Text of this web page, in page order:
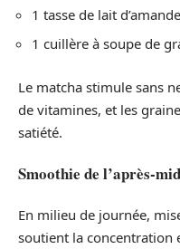
1 tasse de lait d’amande
1 cuillère à soupe de
Le matcha stimule sans
de vitamines, et les
satiété.
Smoothie de l’après-
En milieu de journée,
soutient la concentration